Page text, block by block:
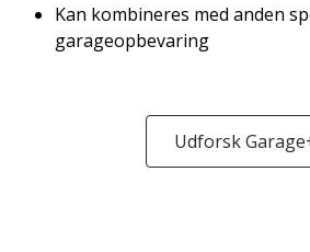
Kan kombineres med anden
garageopbevaring
Udforsk